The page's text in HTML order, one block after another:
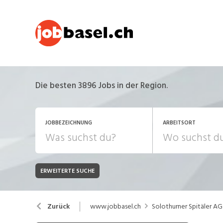
Die besten 3896 Jobs in der Region.
JOBBEZEICHNUNG ARBEITSORT
JOB-TYP
Festanstellung
Bank, Versicherung
Chemie, Pharma, Biotechnologie
ERWEITERTE SUCHE
Zurück www.jobbasel.ch Solothurner Spitäler AG